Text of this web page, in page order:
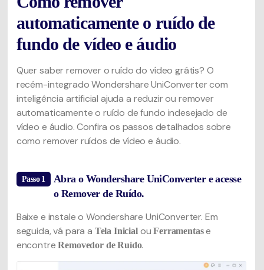
automaticamente o ruído de
fundo de vídeo e áudio
Quer saber remover o ruído do vídeo grátis? O
recém-integrado Wondershare UniConverter com
inteligência artificial ajuda a reduzir ou remover
automaticamente o ruído de fundo indesejado de
vídeo e áudio. Confira os passos detalhados sobre
como remover ruídos de vídeo e áudio.
Passo 1
Abra o Wondershare UniConverter e acesse
o Remover de Ruído.
Baixe e instale o Wondershare UniConverter. Em
seguida, vá para a Tela Inicial ouFerramentase
encontreRemovedor de Ruído.